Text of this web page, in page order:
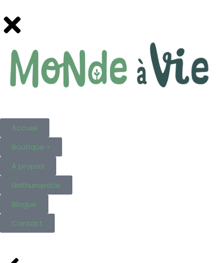
Accueil
Boutique >
À propos
Nathuropatie
Blogue
Contact